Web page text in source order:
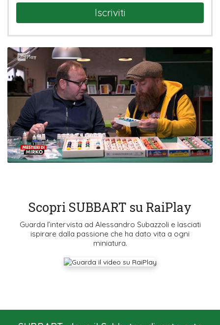
Iscriviti
Scopri SUBBART su RaiPlay
Guarda l’intervista ad Alessandro Subazzoli e lasciati
ispirare dalla passione che ha dato vita a ogni
miniatura.